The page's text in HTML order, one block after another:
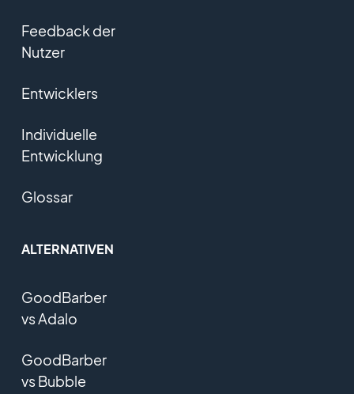
Feedback der
Nutzer
Entwicklers
Individuelle
Entwicklung
Glossar
ALTERNATIVEN
GoodBarber
vs Adalo
GoodBarber
vs Bubble